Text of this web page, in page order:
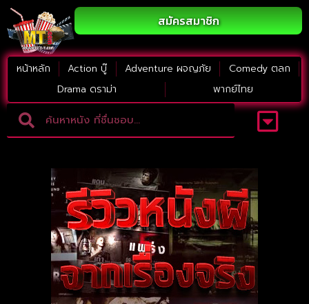
สมัครสมาชิก
หน้าหลัก Action บู๊ Adventure ผจญภัย
Comedy ตลก
Drama ดราม่า
พากย์ไทย